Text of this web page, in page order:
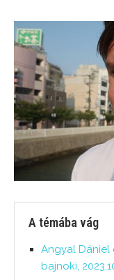
A témába vág
Angyal Dániel
bajnoki,